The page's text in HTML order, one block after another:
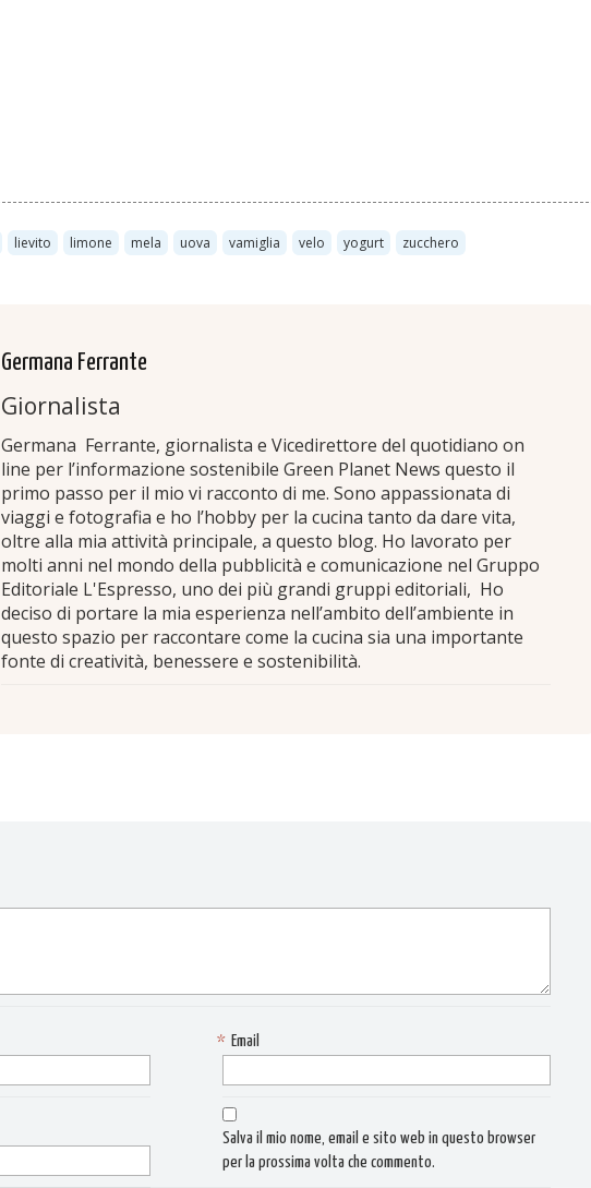
lievito limone mela uova vamiglia velo yogurt zucchero
Germana Ferrante
Giornalista
Germana Ferrante, giornalista e Vicedirettore del quotidiano on
line per l’informazione sostenibile Green Planet News questo il
primo passo per il mio vi racconto di me. Sono appassionata di
viaggi e fotografia e ho l’hobby per la cucina tanto da dare vita,
oltre alla mia attività principale, a questo blog. Ho lavorato per
molti anni nel mondo della pubblicità e comunicazione nel Gruppo
Editoriale L'Espresso, uno dei più grandi gruppi editoriali, Ho
deciso di portare la mia esperienza nell’ambito dell’ambiente in
questo spazio per raccontare come la cucina sia una importante
fonte di creatività, benessere e sostenibilità.
Email
*
Salva il mio nome, email e sito web in questo browser
per la prossima volta che commento.